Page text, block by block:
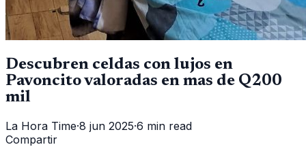
Descubren celdas con lujos en
Pavoncito valoradas en mas de Q200
mil
La Hora Time·8 jun 2025·6 min read
Compartir